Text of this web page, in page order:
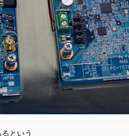
という